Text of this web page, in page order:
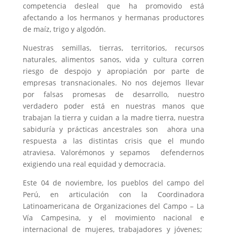
competencia desleal que ha promovido está
afectando a los hermanos y hermanas productores
de maíz, trigo y algodón.
Nuestras semillas, tierras, territorios, recursos
naturales, alimentos sanos, vida y cultura corren
riesgo de despojo y apropiación por parte de
empresas transnacionales. No nos dejemos llevar
por falsas promesas de desarrollo, nuestro
verdadero poder está en nuestras manos que
trabajan la tierra y cuidan a la madre tierra, nuestra
sabiduría y prácticas ancestrales son ahora una
respuesta a las distintas crisis que el mundo
atraviesa. Valorémonos y sepamos defendernos
exigiendo una real equidad y democracia.
Este 04 de noviembre, los pueblos del campo del
Perú, en articulación con la Coordinadora
Latinoamericana de Organizaciones del Campo – La
Vía Campesina, y el movimiento nacional e
internacional de mujeres, trabajadores y jóvenes;